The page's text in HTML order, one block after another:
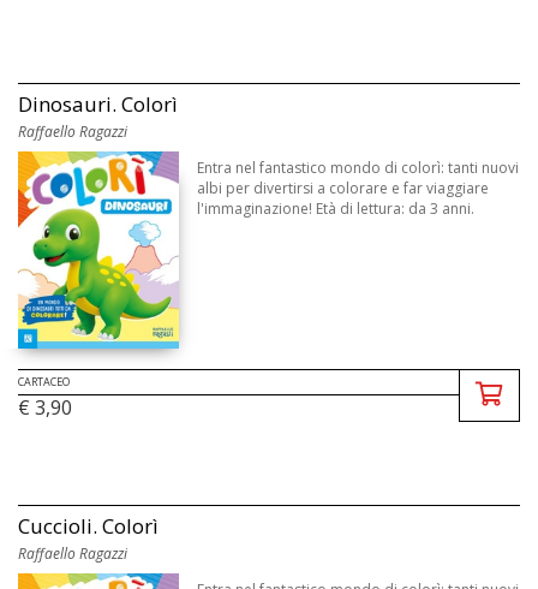
Dinosauri. Colorì
Raffaello Ragazzi
Entra nel fantastico mondo di colorì: tanti nuovi
albi per divertirsi a colorare e far viaggiare
l'immaginazione! Età di lettura: da 3 anni.
CARTACEO
€ 3,90
Cuccioli. Colorì
Raffaello Ragazzi